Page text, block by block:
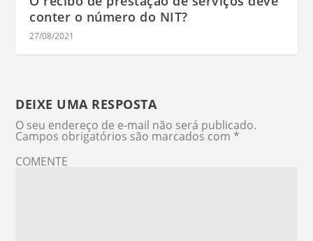
conter o número do NIT?
27/08/2021
DEIXE UMA RESPOSTA
O seu endereço de e-mail não será publicado.
Campos obrigatórios são marcados com *
COMENTE